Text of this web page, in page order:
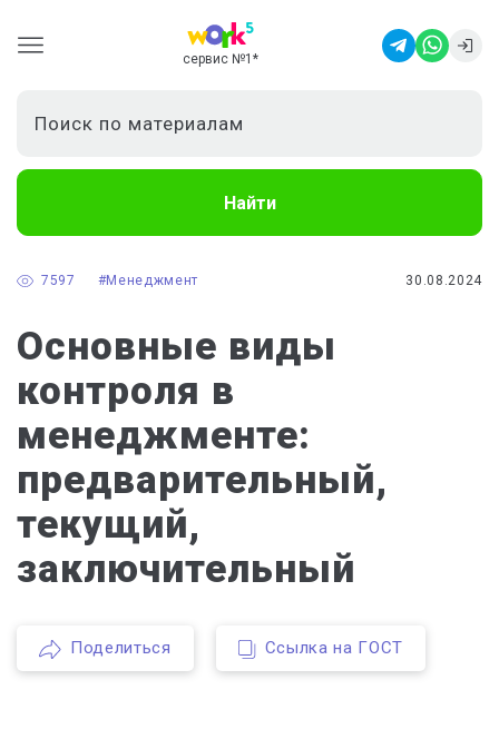
сервис №1 *
Найти
30.08.2024
#Менеджмент
7597
Основные виды
контроля в
менеджменте:
предварительный,
текущий,
заключительный
Поделиться Ссылка на ГОСТ